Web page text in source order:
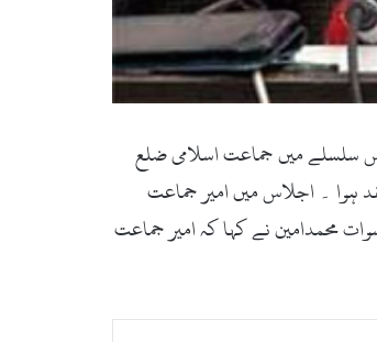
جلسہ سے خطاب کریں گے۔ اس سلسلے میں جماعت اسلامی ضلع
ہوا ۔ اجلاس میں امیر جماعت
محمدامین نے کہا کہ امیر جماعت